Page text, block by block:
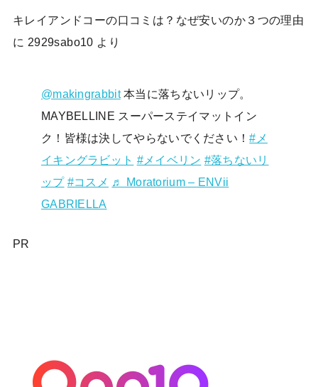
キレイアンドコーの口コミは？なぜ安いのか３つの理由
に 2929sabo10 より
@makingrabbit本当に落ちないリップ。
MAYBELLINE スーパーステイマットイン
ク！皆様は決してやらないでください！#メ
イキングラビット #メイベリン #落ちないリ
ップ #コスメ ♬ Moratorium – ENVii
GABRIELLA
PR